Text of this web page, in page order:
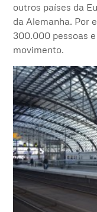
outros países da
da Alemanha. Por
300.000 pessoas
movimento.